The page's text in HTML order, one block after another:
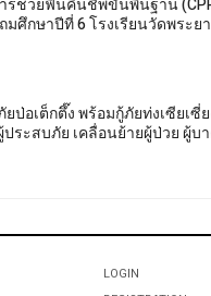
ศึกษาปีที่ 6 โรงเรียนวัดพระย
ป่อเต็กตึ๊ง พร้อมกู้ภัยท่งเซียเซี่ย
ระสบภัย เคลื่อนย้ายผู้ป่วย ผู้บา
LOGIN